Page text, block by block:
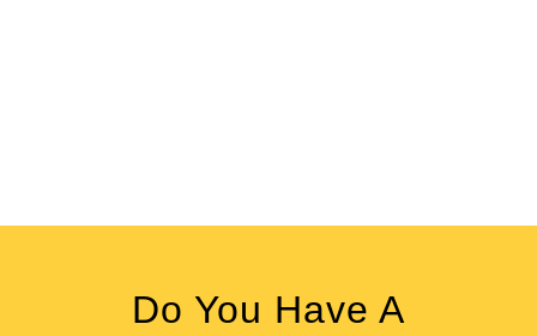
Do You Have A